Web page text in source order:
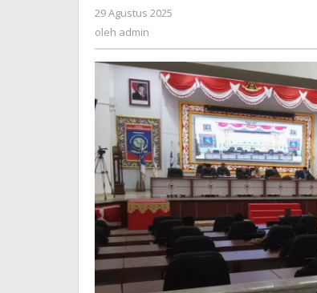
29 Agustus 2025
oleh admin